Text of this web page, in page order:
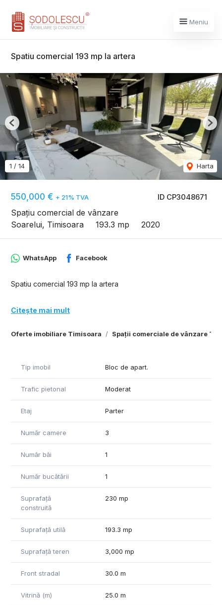
Meniu
Spatiu comercial 193 mp la artera
ID CP3048671
550,000 € + 21% TVA
Spațiu comercial de vânzare
Soarelui, Timisoara
193.3 mp 2020
1 / 14 Harta
Previous
Oferte imobiliare Timisoara Spații comerciale de vânzare
WhatsApp Facebook
Spatiu comercial 193 mp la artera
Citește mai mult
Tip imobil Bloc de apart.
Trafic pietonal Moderat
Etaj Parter
Număr camere 3
Număr băi 1
Număr bucătării 1
Suprafață
construită
230 mp
Suprafață utilă 193.3 mp
Suprafață teren 3,000 mp
Front stradal 30.0 m
Vitrină (m) 25.0 m